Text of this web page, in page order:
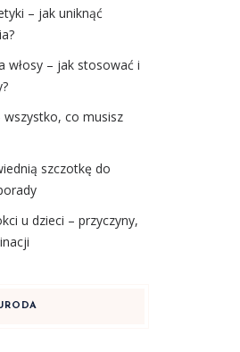
– jak uniknąć
włosy – jak stosować i
wszystko, co musisz
szczotkę do
u dzieci – przyczyny,